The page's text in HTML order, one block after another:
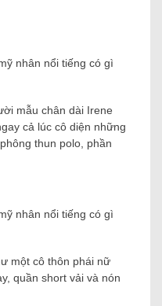
mẫu chân dài Irene
cả lúc cô diện những
thun polo, phần
một cô thôn phái nữ
quần short vải và nón